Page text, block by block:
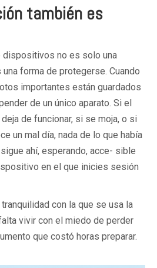
también es
dispositivos no es solo una
forma de protegerse. Cuando
importantes están guardados
de un único aparato. Si el
de funcionar, si se moja, o si
un mal día, nada de lo que había
ahí, esperando, acce- sible
en el que inicies sesión
con la que se usa la
vivir con el miedo de perder
que costó horas preparar.